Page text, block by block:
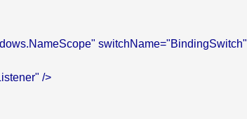
switchName="BindingSwitch"
/>